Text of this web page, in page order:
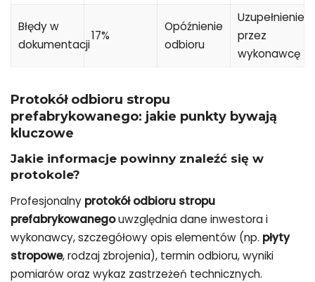
Błędy w
dokumentacji
17%
Opóźnienie
odbioru
Uzupełnienie
przez
wykonawcę
Protokół odbioru stropu
prefabrykowanego: jakie punkty bywają
kluczowe
Jakie informacje powinny znaleźć się w
protokole?
Profesjonalny protokół odbioru stropu
prefabrykowanegouwzględnia dane inwestora i
wykonawcy, szczegółowy opis elementów (np. płyty
stropowe, rodzaj zbrojenia), termin odbioru, wyniki
pomiarów oraz wykaz zastrzeżeń technicznych.